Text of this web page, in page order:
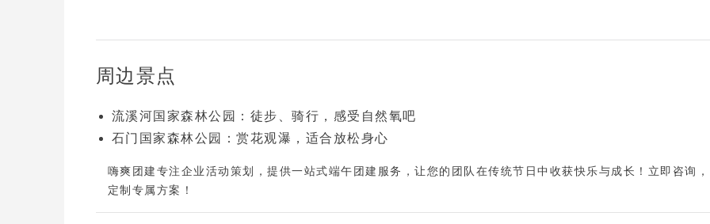
周边景点
流溪河国家森林公园
：徒步、骑行，感受自然氧吧
石门国家森林公园
：赏花观瀑，适合放松身心
嗨爽团建 专注企业活动策划，提供一站式端午团建服务 ，让您的团队在传统节日中收获快乐与成长！ 立即咨询，
定制专属方案！